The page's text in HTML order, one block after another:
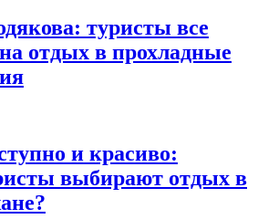
туристы все
отдых в прохладные
и красиво:
выбирают отдых в